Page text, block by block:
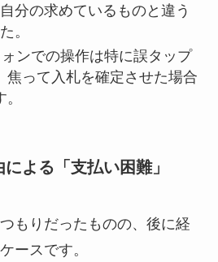
分の求めているものと違う
。
ンでの操作は特に誤タップ
焦って入札を確定させた場合
よる「支払い困難」
もりだったものの、後に経
ースです。